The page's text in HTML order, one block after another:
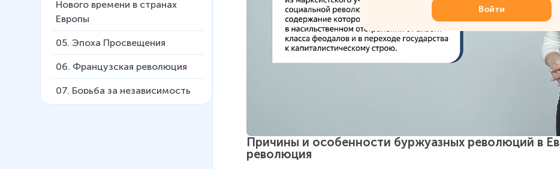
Нового времени в странах
Европы
05. Эпоха Просвещения
06. Французская революция
07. Борьба за независимость
европейских колоний в
Войти
Причины и особенности буржуазных революций в
революция